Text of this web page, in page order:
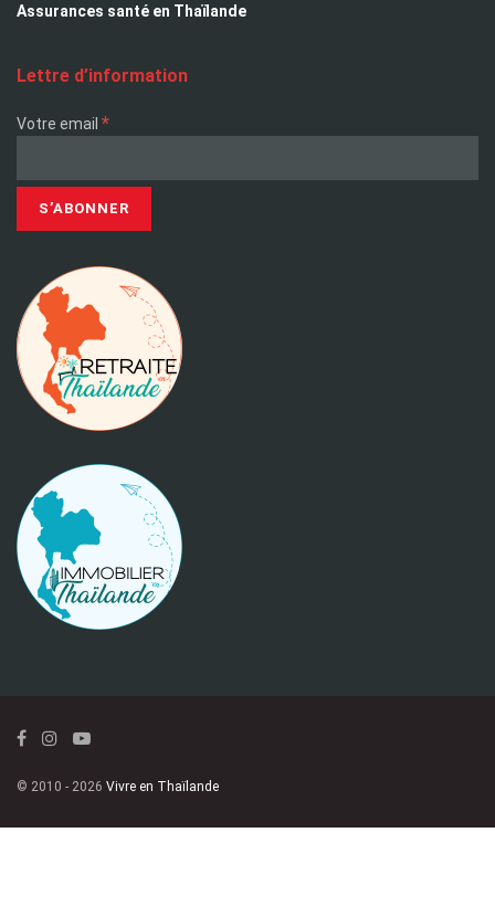
Assurances santé en Thaïlande
Lettre d’information
Votre email *
© 2010 - 2026 Vivre en Thaïlande